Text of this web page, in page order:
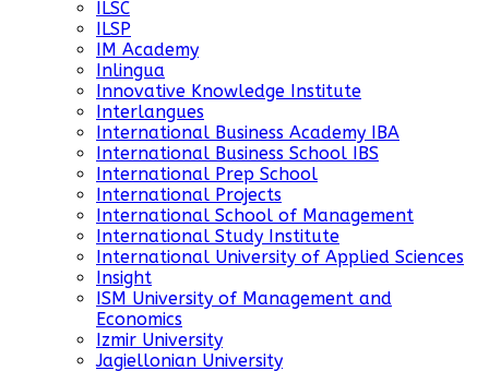
ILSC
ILSP
IM Academy
Inlingua
Innovative Knowledge Institute
Interlangues
International Business Academy IBA
International Business School IBS
International Prep School
International Projects
International School of Management
International Study Institute
International University of Applied Sciences
Insight
ISM University of Management and
Economics
Izmir University
Jagiellonian University